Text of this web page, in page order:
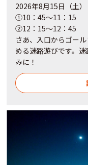
2026年8月15日（土）
①10：45～11：15
②12：15～12：45
さあ、入口からゴー
める迷路遊びです。
みに！